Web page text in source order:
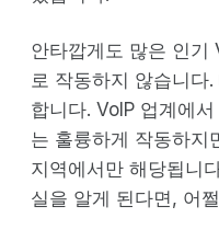
안타깝게도 많은 인기
로 작동하지 않습니다
합니다. VoIP 업계에
는 훌륭하게 작동하지
지역에서만 해당됩니
실을 알게 된다면, 어